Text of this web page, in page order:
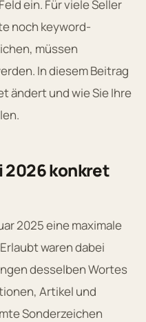
ein. Für viele Seller
noch keyword-
müssen
In diesem Beitrag
ändert und wie Sie Ihre
2026 konkret
2025 eine maximale
waren dabei
desselben Wortes
Artikel und
Sonderzeichen